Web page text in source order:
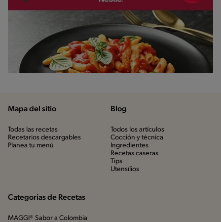
Mapa del sitio
Todas las recetas
Recetarios descargables
Planea tu menú
Blog
Todos los artículos
Cocción y técnica
Ingredientes
Recetas caseras
Tips
Utensílios
Categorias de Recetas
MAGGI® Sabor a Colombia